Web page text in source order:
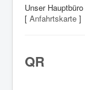
Unser
[ Anfahrtskarte ]
QR